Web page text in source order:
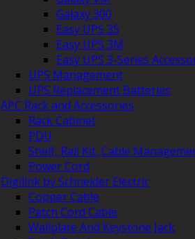
Galaxy 300
Easy UPS 3S
Easy UPS 3M
Easy UPS 3-Series
UPS Management
UPS Replacement Batteries
APC Rack and Accessories
Rack Cabinet
PDU
Shelf, Rail Kit, Cable
Power Cord
Digilink by Schneider Electric
Copper Cable
Patch Cord Cable
Wallplate And Keystone Jack